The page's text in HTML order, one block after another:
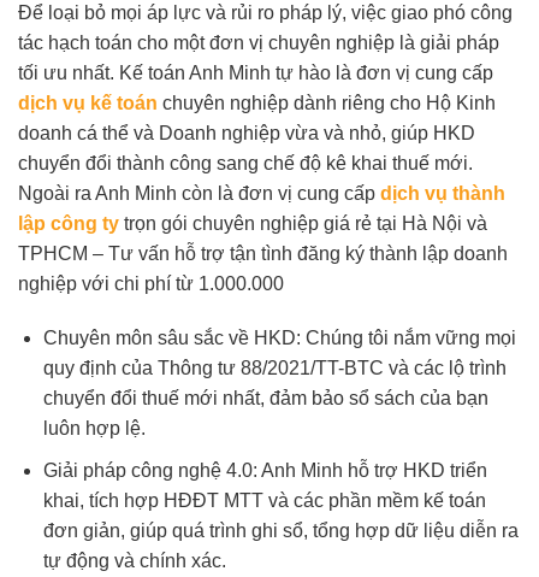
Để loại bỏ mọi áp lực và rủi ro pháp lý, việc giao phó công
tác hạch toán cho một đơn vị chuyên nghiệp là giải pháp
tối ưu nhất. Kế toán Anh Minh tự hào là đơn vị cung cấp
dịch vụ kế toán chuyên nghiệp dành riêng cho Hộ Kinh
doanh cá thể và Doanh nghiệp vừa và nhỏ, giúp HKD
chuyển đổi thành công sang chế độ kê khai thuế mới.
Ngoài ra Anh Minh còn là đơn vị cung cấp dịch vụ thành
lập công ty trọn gói chuyên nghiệp giá rẻ tại Hà Nội và
TPHCM – Tư vấn hỗ trợ tận tình đăng ký thành lập doanh
nghiệp với chi phí từ 1.000.000
Chuyên môn sâu sắc về HKD: Chúng tôi nắm vững mọi
quy định của Thông tư 88/2021/TT-BTC và các lộ trình
chuyển đổi thuế mới nhất, đảm bảo sổ sách của bạn
luôn hợp lệ.
Giải pháp công nghệ 4.0: Anh Minh hỗ trợ HKD triển
khai, tích hợp HĐĐT MTT và các phần mềm kế toán
đơn giản, giúp quá trình ghi sổ, tổng hợp dữ liệu diễn ra
tự động và chính xác.